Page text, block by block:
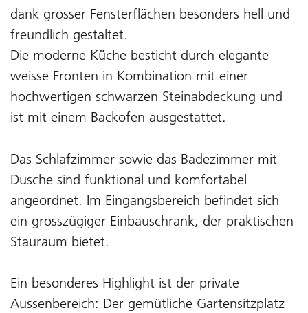
dank grosser Fensterflächen besonders hell und
freundlich gestaltet.
Die moderne Küche besticht durch elegante
weisse Fronten in Kombination mit einer
hochwertigen schwarzen Steinabdeckung und
ist mit einem Backofen ausgestattet.
Das Schlafzimmer sowie das Badezimmer mit
Dusche sind funktional und komfortabel
angeordnet. Im Eingangsbereich befindet sich
ein grosszügiger Einbauschrank, der praktischen
Stauraum bietet.
Ein besonderes Highlight ist der private
Aussenbereich: Der gemütliche Gartensitzplatz